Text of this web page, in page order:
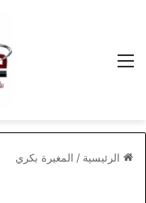
الرئيسية / المغيرة بكري